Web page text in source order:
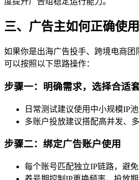
三、广告主如何正确使
如果你是出海广告投手、跨境电商团
可以按照以下思路操作：
步骤一：明确需求，选择合适
日常测试建议使用中小规模IP
多账户投放建议搭配高并发、
步骤二：绑定广告账户使用
每个账号匹配独立IP链路，避